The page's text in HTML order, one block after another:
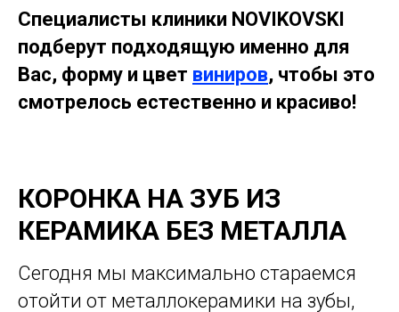
Специалисты клиники NOVIKOVSKI
подберут подходящую именно для
Вас, форму и цвет виниров, чтобы это
смотрелось естественно и красиво!
КОРОНКА НА ЗУБ ИЗ
КЕРАМИКА БЕЗ МЕТАЛЛА
Сегодня мы максимально стараемся
отойти от металлокерамики на зубы,